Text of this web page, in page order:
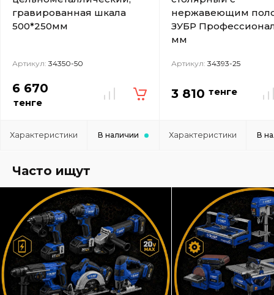
гравированная шкала
500*250мм
Артикул: 34350-50
6 670
тенге
Характеристики В наличии
нержавеющим
ЗУБР
мм
Артикул: 34393-25
3 810 тенге
Характеристики В
Часто ищут